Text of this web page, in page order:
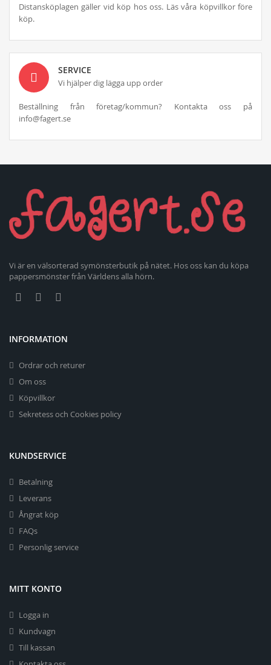
Distansköplagen gäller vid köp hos oss. Läs våra köpvillkor före
köp.
SERVICE
Vi hjälper dig lägga upp order
Beställning från företag/kommun? Kontakta oss på
info@fagert.se
Vi är en välsorterad symönsterbutik på nätet. Hos oss kan du köpa
pappersmönster från Världens alla hörn.
INFORMATION
Ordrar och returer
Om oss
Köpvillkor
Sekretess och Cookies policy
KUNDSERVICE
Betalning
Leverans
Ångrat köp
FAQs
Personlig service
MITT KONTO
Logga in
Kundvagn
Till kassan